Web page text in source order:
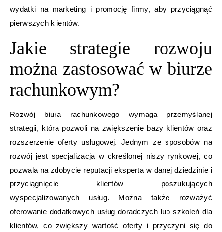
wydatki na marketing i promocję firmy, aby przyciągnąć
pierwszych klientów.
Jakie strategie rozwoju
można zastosować w biurze
rachunkowym?
Rozwój biura rachunkowego wymaga przemyślanej
strategii, która pozwoli na zwiększenie bazy klientów oraz
rozszerzenie oferty usługowej. Jednym ze sposobów na
rozwój jest specjalizacja w określonej niszy rynkowej, co
pozwala na zdobycie reputacji eksperta w danej dziedzinie i
przyciągnięcie klientów poszukujących
wyspecjalizowanych usług. Można także rozważyć
oferowanie dodatkowych usług doradczych lub szkoleń dla
klientów, co zwiększy wartość oferty i przyczyni się do